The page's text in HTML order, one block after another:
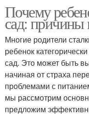
Почему
сад:
Многие родители
ребенок
сад. Это может быть
начиная от страха
проблемами с
мы рассмотрим
предложим